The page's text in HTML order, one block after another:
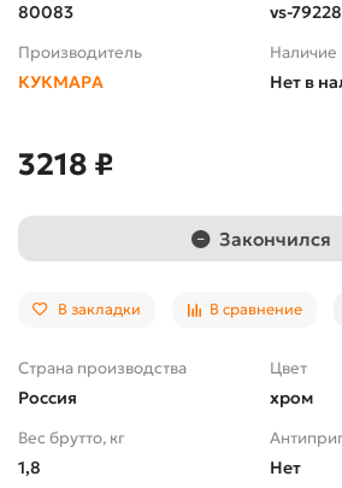
80083 vs-79228
Производитель
КУКМАРА
Наличие
Нет в
3218 ₽
Закончился
В закладки В сравнение
Страна производства
Россия
Цвет
хром
Вес брутто, кг
1,8 Нет